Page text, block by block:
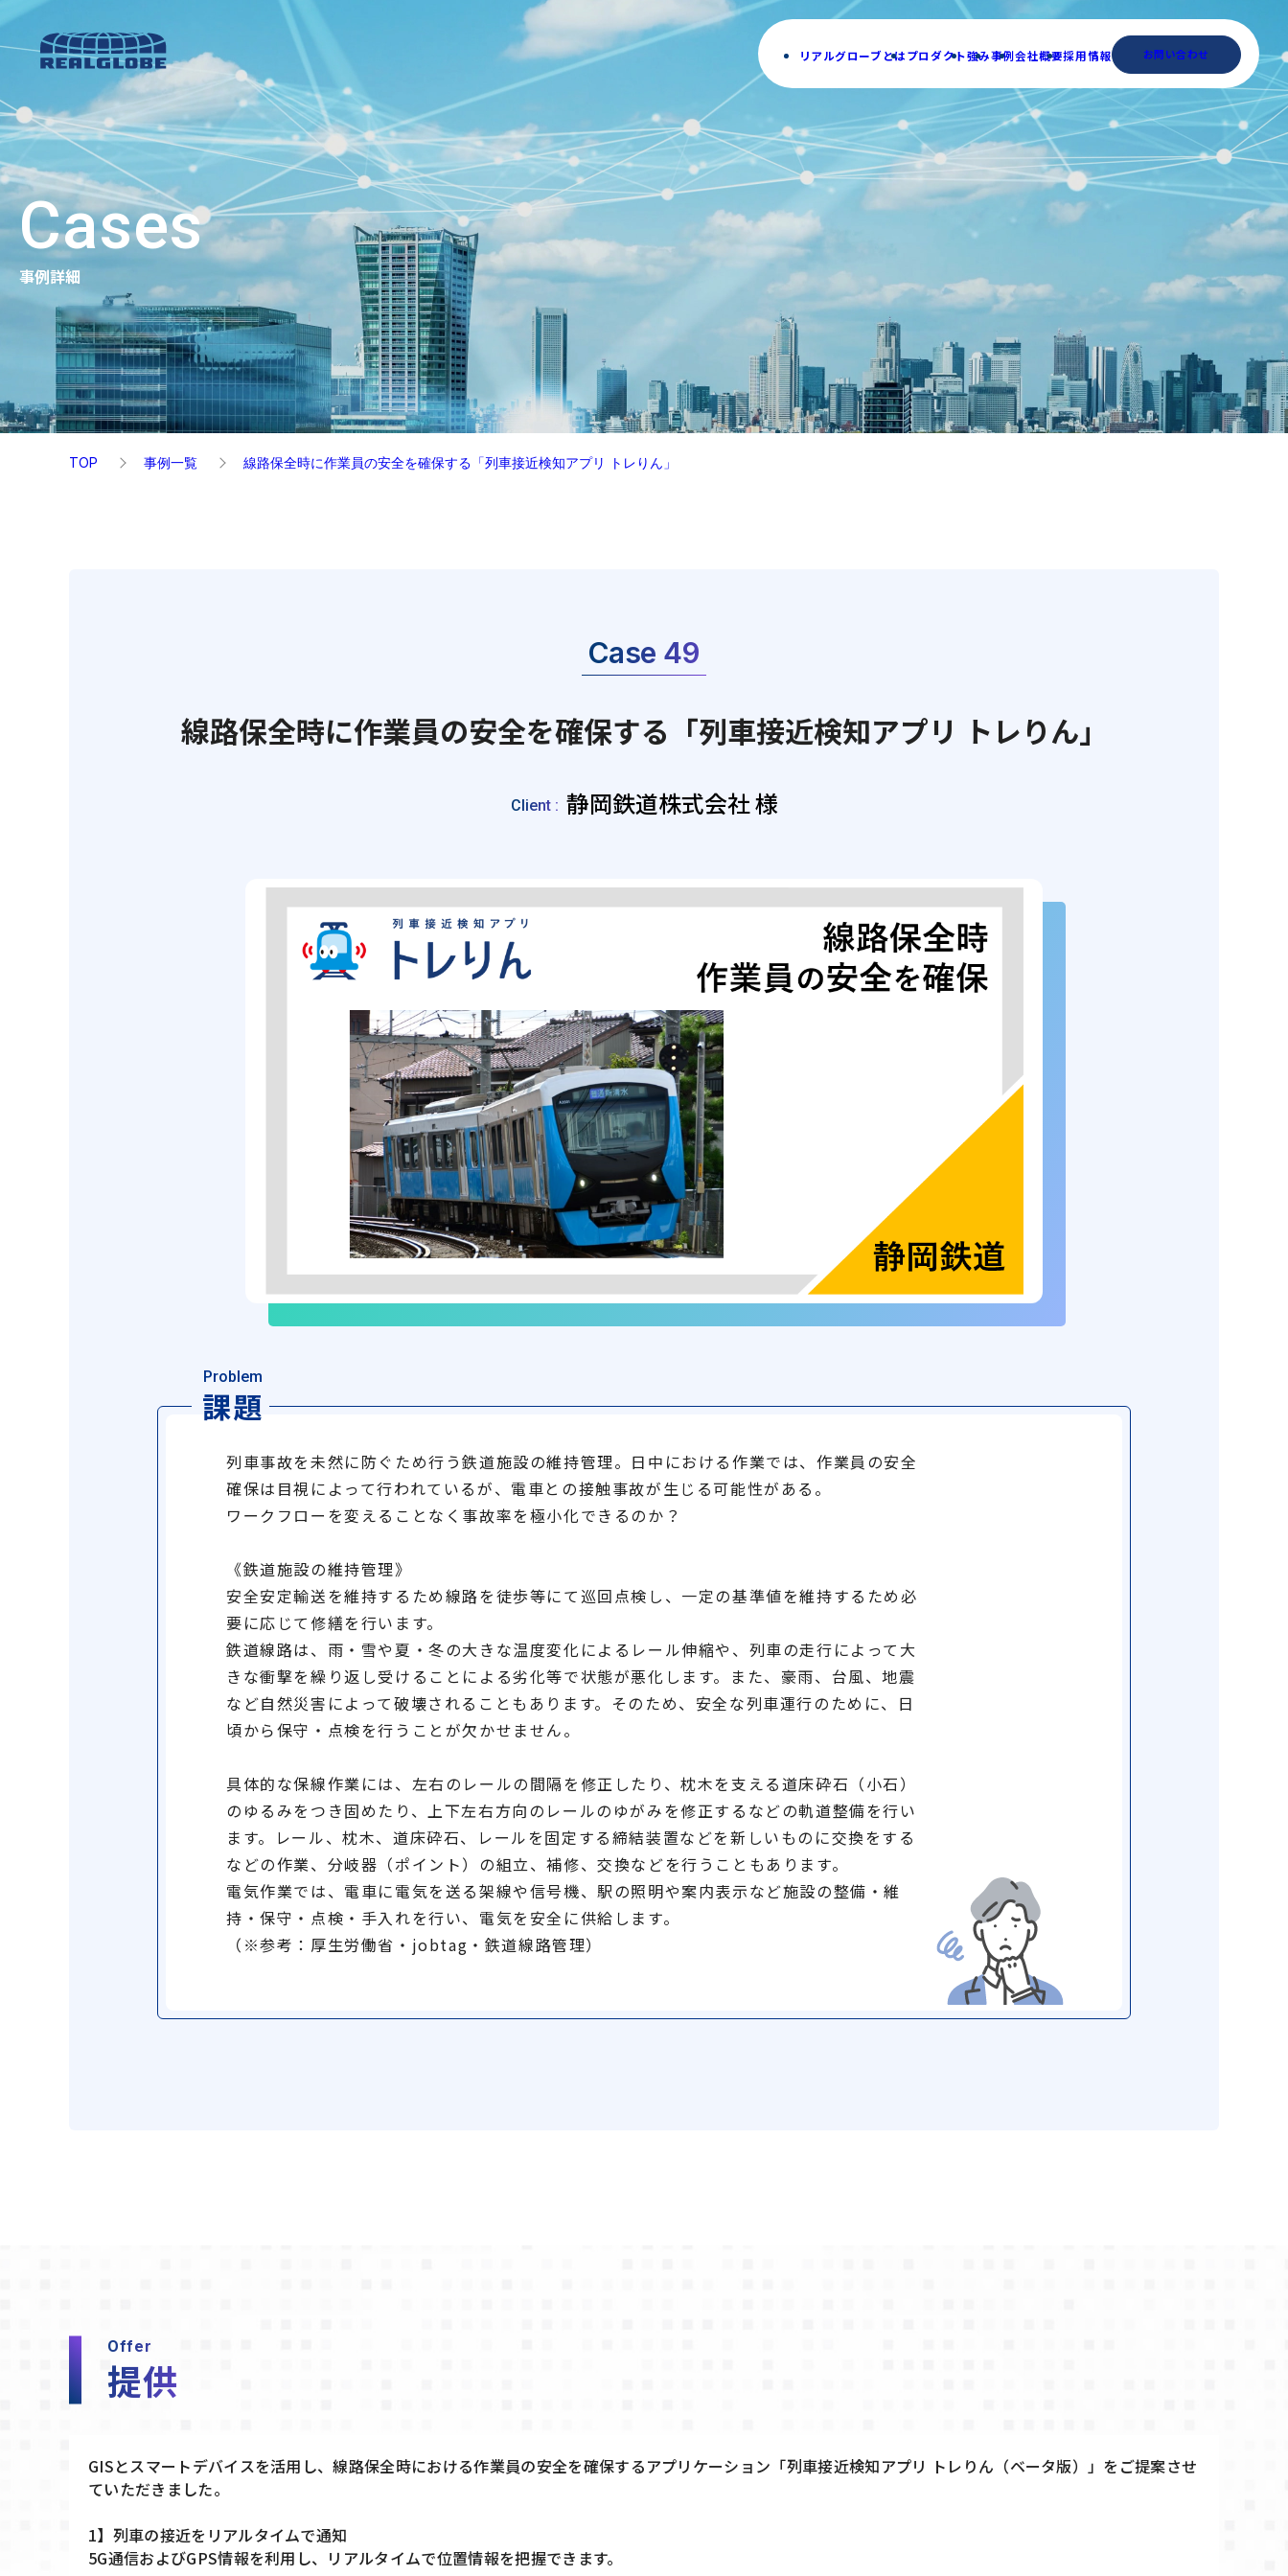
リアルグローブとはプロダクト強み事例会社概要採用情報 お問い合わせ
Cases
事例詳細
TOP 事例一覧 線路保全時に作業員の安全を確保する「列車接近検知アプリ トレりん」
Case 49
線路保全時に作業員の安全を確保する「列車接近検知アプリ トレりん」
Client : 静岡鉄道株式会社 様
Problem
課題
列車事故を未然に防ぐため行う鉄道施設の維持管理。日中における作業では、作業員の安全
確保は目視によって行われているが、電車との接触事故が生じる可能性がある。
ワークフローを変えることなく事故率を極小化できるのか？
《鉄道施設の維持管理》
安全安定輸送を維持するため線路を徒歩等にて巡回点検し、一定の基準値を維持するため必
要に応じて修繕を行います。
鉄道線路は、雨・雪や夏・冬の大きな温度変化によるレール伸縮や、列車の走行によって大
きな衝撃を繰り返し受けることによる劣化等で状態が悪化します。また、豪雨、台風、地震
など自然災害によって破壊されることもあります。そのため、安全な列車運行のために、日
頃から保守・点検を行うことが欠かせません。
具体的な保線作業には、左右のレールの間隔を修正したり、枕木を支える道床砕石（小石）
のゆるみをつき固めたり、上下左右方向のレールのゆがみを修正するなどの軌道整備を行い
ます。レール、枕木、道床砕石、レールを固定する締結装置などを新しいものに交換をする
などの作業、分岐器（ポイント）の組立、補修、交換などを行うこともあります。
電気作業では、電車に電気を送る架線や信号機、駅の照明や案内表示など施設の整備・維
持・保守・点検・手入れを行い、電気を安全に供給します。
（※参考：厚生労働省・jobtag・鉄道線路管理）
Offer
提供
GISとスマートデバイスを活用し、線路保全時における作業員の安全を確保するアプリケーション「列車接近検知アプリ トレりん（ベータ版）」をご提案させ
ていただきました。
1】列車の接近をリアルタイムで通知
5G通信およびGPS情報を利用し、リアルタイムで位置情報を把握できます。